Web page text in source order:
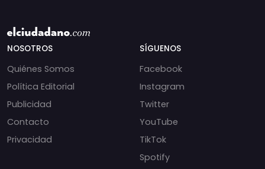
NOSOTROS
Quiénes Somos
Política Editorial
Publicidad
Contacto
Privacidad
SÍGUENOS
Facebook
Instagram
Twitter
YouTube
TikTok
Spotify